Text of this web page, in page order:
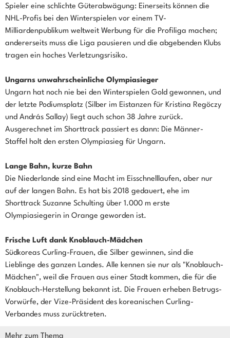
Spieler eine schlichte Güterabwägung: Einerseits können die
NHL-Profis bei den Winterspielen vor einem TV-
Milliardenpublikum weltweit Werbung für die Profiliga machen;
andererseits muss die Liga pausieren und die abgebenden Klubs
tragen ein hoches Verletzungsrisiko.
Ungarns unwahrscheinliche Olympiasieger
Ungarn hat noch nie bei den Winterspielen Gold gewonnen, und
der letzte Podiumsplatz (Silber im Eistanzen für Kristina Regöczy
und András Sallay) liegt auch schon 38 Jahre zurück.
Ausgerechnet im Shorttrack passiert es dann: Die Männer-
Staffel holt den ersten Olympiasieg für Ungarn.
Lange Bahn, kurze Bahn
Die Niederlande sind eine Macht im Eisschnelllaufen, aber nur
auf der langen Bahn. Es hat bis 2018 gedauert, ehe im
Shorttrack Suzanne Schulting über 1.000 m erste
Olympiasiegerin in Orange geworden ist.
Frische Luft dank Knoblauch-Mädchen
Südkoreas Curling-Frauen, die Silber gewinnen, sind die
Lieblinge des ganzen Landes. Alle kennen sie nur als "Knoblauch-
Mädchen", weil die Frauen aus einer Stadt kommen, die für die
Knoblauch-Herstellung bekannt ist. Die Frauen erheben Betrugs-
Vorwürfe, der Vize-Präsident des koreanischen Curling-
Verbandes muss zurücktreten.
Mehr zum Thema